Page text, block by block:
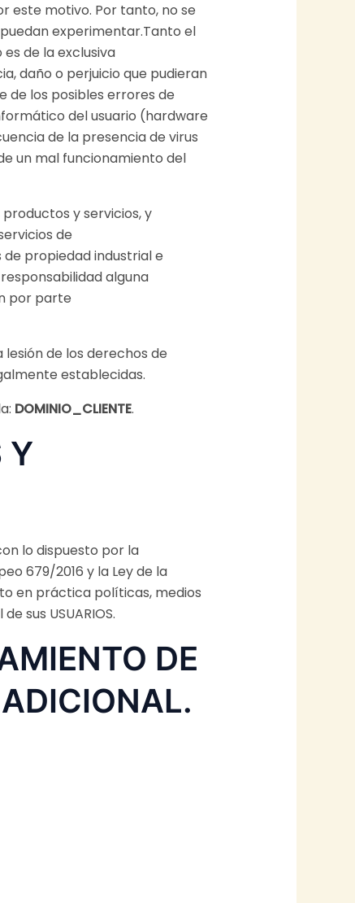
este motivo. Por tanto, no se
experimentar.Tanto el
de la exclusiva
daño o perjuicio que pudieran
de los posibles errores de
del usuario (hardware
de la presencia de virus
un mal funcionamiento del
y servicios, y
de
propiedad industrial e
alguna
por parte
de los derechos de
establecidas.
DOMINIO_CLIENTE.
Y
lo dispuesto por la
679/2016 y la Ley de la
en práctica políticas, medios
sus USUARIOS.
DE